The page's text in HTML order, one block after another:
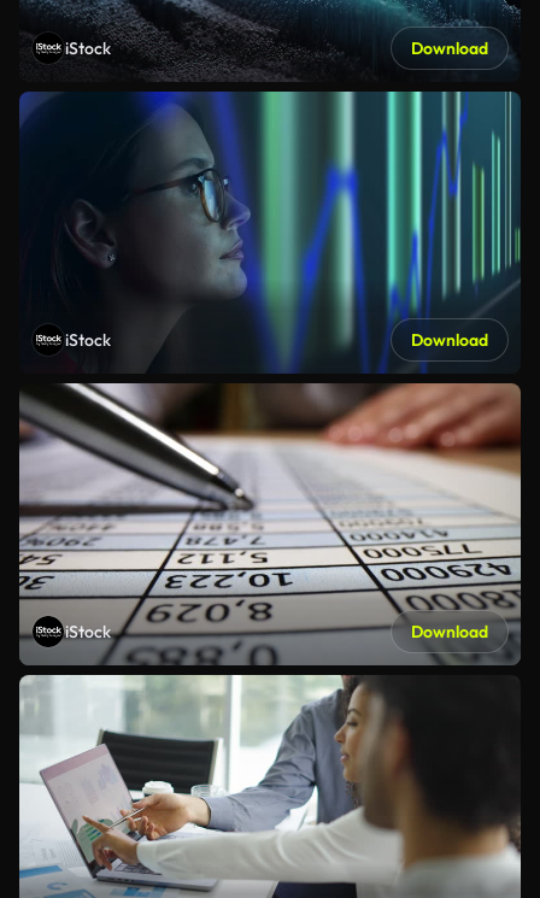
iStock Download
iStock Download
iStock Download